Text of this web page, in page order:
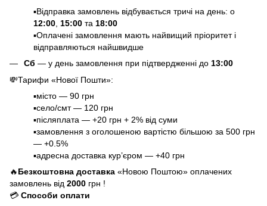
▪️Відправка замовлень відбувається тричі на день: о
12:00 15:00 та 18:00
▪️Оплачені замовлення мають найвищий пріоритет і
відправляються найшвидше
Сб — у день замовлення при підтвердженні до 13:00
💸Тарифи «Нової Пошти»:
▪️місто — 90 грн
▪️село/смт — 120 грн
▪️післяплата — +20 грн + 2% від суми
▪️замовлення з оголошеною вартістю більшою за 500 грн
— +0.5%
▪️адресна доставка кур’єром — +40 грн
🔥Безкоштовна доставка «Новою Поштою» оплачених
замовлень від 2000 грн !
💳 Способи оплати